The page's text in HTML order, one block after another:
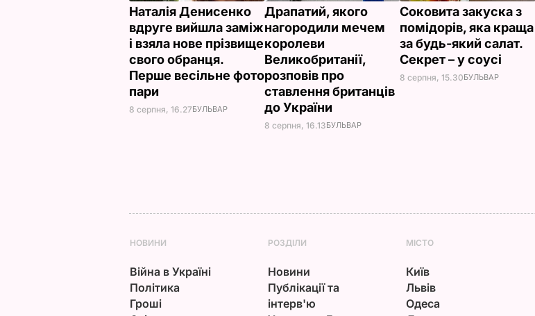
Наталія Денисенко
вдруге вийшла заміж
і взяла нове прізвище
свого обранця.
Перше весільне фото
пари
8 серпня, 16.27БУЛЬВАР
Драпатий, якого
нагородили мечем
королеви
Великобританії,
розповів про
ставлення британців
до України
8 серпня, 16.13БУЛЬВАР
Соковита закуска з
помідорів, яка краща
за будь-який салат.
Секрет – у соусі
8 серпня, 15.30БУЛЬВАР
НОВИНИ
Війна в Україні
Політика
Гроші
РОЗДІЛИ
Новини
Публікації та
інтерв'ю
МІСТО
Київ
Львів
Одеса